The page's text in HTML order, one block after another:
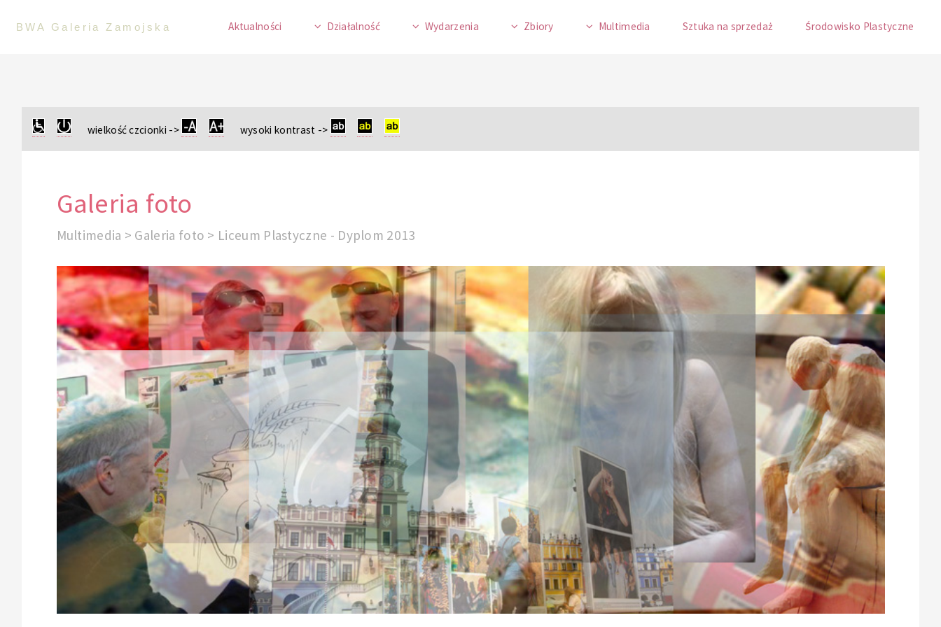
BWA Galeria Zamojska Aktualności Działalność Wydarzenia Zbiory Multimedia Sztuka na sprzedaż Środowisko Plastyczne
wielkość czcionki -> wysoki kontrast ->
Galeria foto
Multimedia > Galeria foto > Liceum Plastyczne - Dyplom 2013